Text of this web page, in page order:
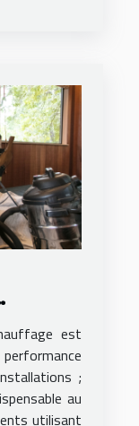
est
;
au
utilisant